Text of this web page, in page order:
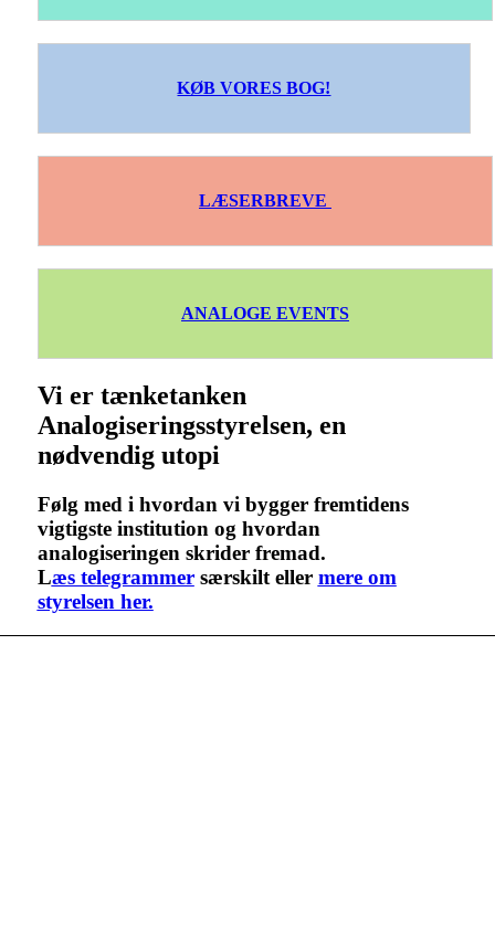
KØB VORES BOG!
LÆSERBREVE
ANALOGE EVENTS
Vi er tænketanken
Analogiseringsstyrelsen, en
nødvendig utopi
Følg med i hvordan vi bygger fremtidens
vigtigste institution og hvordan
analogiseringen skrider fremad.
Læs telegrammersærskilt eller mere om
styrelsen her.